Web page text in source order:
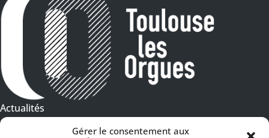
Gérer le consentement aux
Actualités